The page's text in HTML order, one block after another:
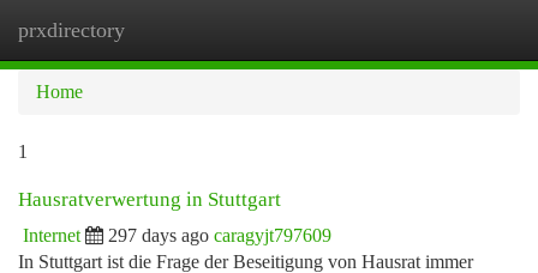
prxdirectory
Home
1
Hausratverwertung in Stuttgart
Internet 297 days ago caragyjt797609
In Stuttgart ist die Frage der Beseitigung von Hausrat immer